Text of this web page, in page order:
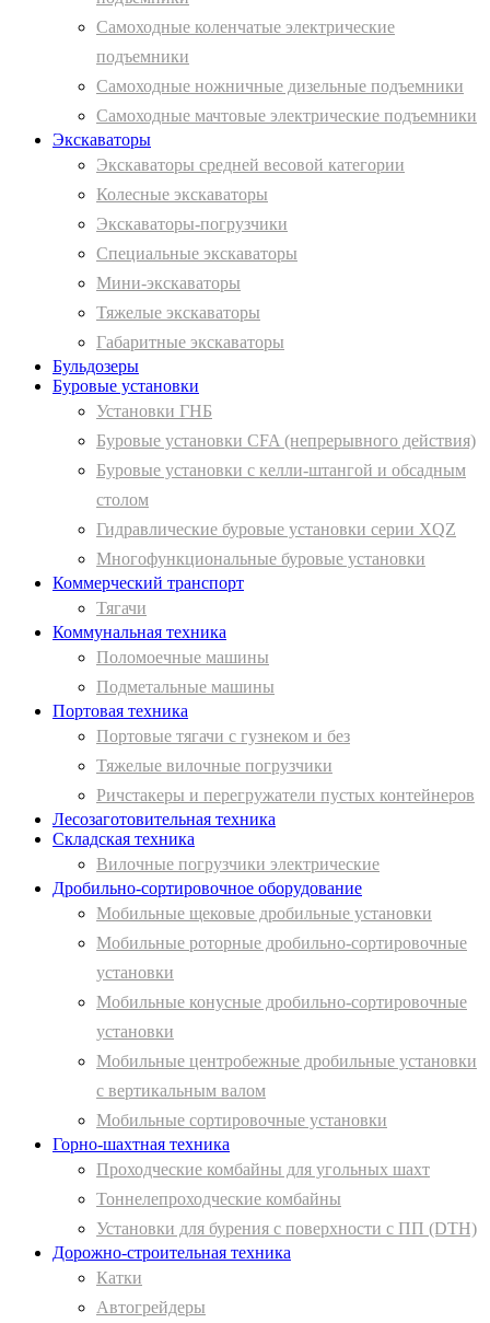
Самоходные коленчатые электрические
подъемники
Самоходные ножничные дизельные подъемники
Самоходные мачтовые электрические подъемники
Экскаваторы
Экскаваторы средней весовой категории
Колесные экскаваторы
Экскаваторы-погрузчики
Специальные экскаваторы
Мини-экскаваторы
Тяжелые экскаваторы
Габаритные экскаваторы
Бульдозеры
Буровые установки
Установки ГНБ
Буровые установки CFA (непрерывного действия)
Буровые установки с келли-штангой и обсадным
столом
Гидравлические буровые установки серии XQZ
Многофункциональные буровые установки
Коммерческий транспорт
Тягачи
Коммунальная техника
Поломоечные машины
Подметальные машины
Портовая техника
Портовые тягачи с гузнеком и без
Тяжелые вилочные погрузчики
Ричстакеры и перегружатели пустых контейнеров
Лесозаготовительная техника
Складская техника
Вилочные погрузчики электрические
Дробильно-сортировочное оборудование
Мобильные щековые дробильные установки
Мобильные роторные дробильно-сортировочные
установки
Мобильные конусные дробильно-сортировочные
установки
Мобильные центробежные дробильные установки
с вертикальным валом
Мобильные сортировочные установки
Горно-шахтная техника
Проходческие комбайны для угольных шахт
Тоннелепроходческие комбайны
Установки для бурения с поверхности с ПП (DTH)
Дорожно-строительная техника
Катки
Автогрейдеры